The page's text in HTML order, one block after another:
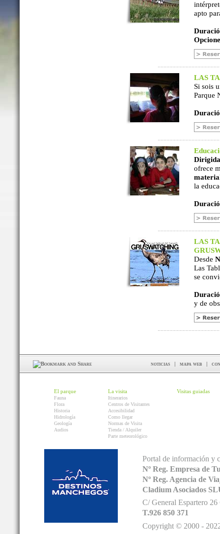
apto
LAS
Si sois
Parque
ofrece
la
LAS
Desde
Las
se
y de
noticias | mapa web |
El parque
Fauna
Flora
Historia
Hidrología
Geología
Audios
La visita
Itinerarios
Centros de Visitantes
Accesibilidad
Como llegar
Normas de Visita
Tienda / Alquiler
Parte meteorológico
Visitas guiadas
Portal de información y
Nº Reg. Empresa de
Nº Reg. Agencia de
Cladium Asociados
C/ General Espartero
T.926 850 371
Copyright © 2000 -